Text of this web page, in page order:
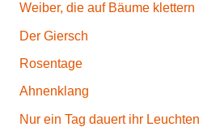
Weiber, die auf Bäume klettern
Der Giersch
Rosentage
Ahnenklang
Nur ein Tag dauert ihr Leuchten